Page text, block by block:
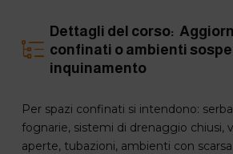
Dettagli del corso:
confinati o ambienti
inquinamento
Per spazi confinati si intendono:
fognarie, sistemi di drenaggio chiusi,
aperte, tubazioni, ambienti con